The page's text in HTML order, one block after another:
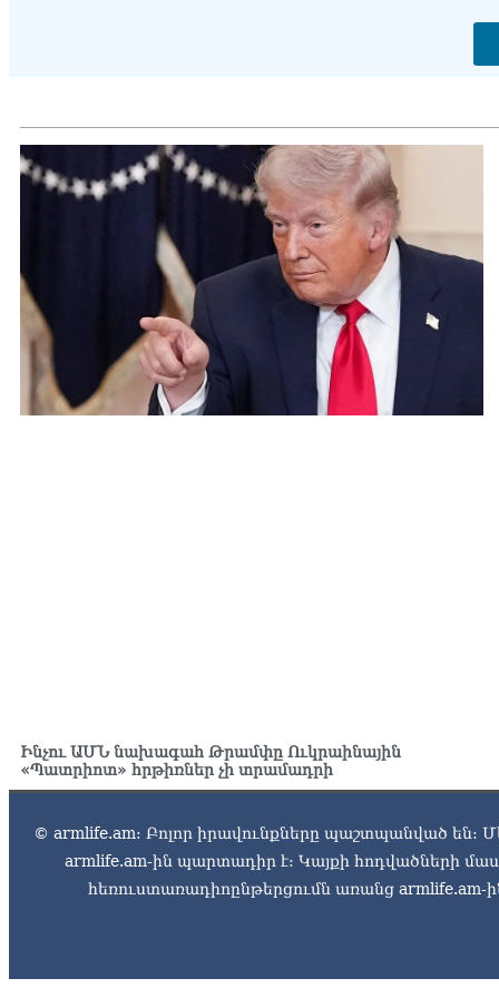
Ինչու ԱՄՆ նախագահ Թրամփը Ուկրաինային
«Պատրիոտ» հրթիռներ չի տրամադրի
© armlife.am: Բոլոր իրավունքները պաշտպանված են:
armlife.am-ին պարտադիր է: Կայքի հոդվածների
հեռուստառադիոընթերցումն առանց armlife.am-